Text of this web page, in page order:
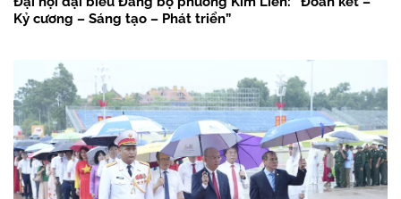
Kỷ cương – Sáng tạo – Phát triển”